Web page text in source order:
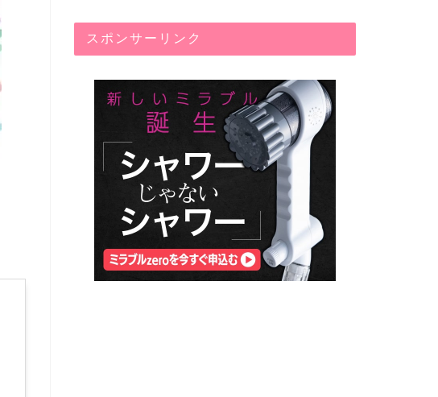
スポンサーリンク